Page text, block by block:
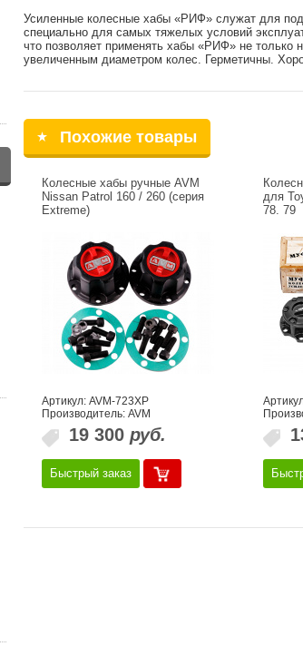
Усиленные колесные хабы «РИФ» служат для
специально для самых тяжелых условий
что позволяет применять хабы «РИФ» не только
увеличенным диаметром колес. Герметичны.
Похожие товары
Колесные хабы ручные AVM
Nissan Patrol 160 / 260 (серия
Extreme)
Артикул: AVM-723XP
Производитель: AVM
19 300 руб.
Быстрый заказ
для
78. 79